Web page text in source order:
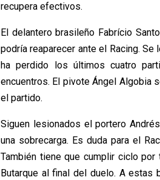
recupera efectivos.
El delantero brasileño Fabrício
podría reaparecer ante el Racing.
ha perdido los últimos cuatro
encuentros. El pivote Ángel Algobia
el partido.
Siguen lesionados el portero
una sobrecarga. Es duda para el
También tiene que cumplir ciclo
Butarque al final del duelo. A estas